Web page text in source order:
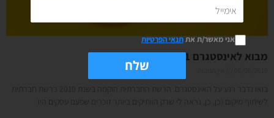
מבוא לאינסטגרם 101- מושגים בסיסים
בואו נדבר רגע על האינסטגרם. הרשת החברתית הוקמה בשנת 2010 כרשת חברתית
לשיתוף מיקום (כן, כן, נראה לי שרק הוותיקים ביותר זוכרים שפעם עסקים היו
אני מאשר/ת אתתנאי הפרטיות
שלח